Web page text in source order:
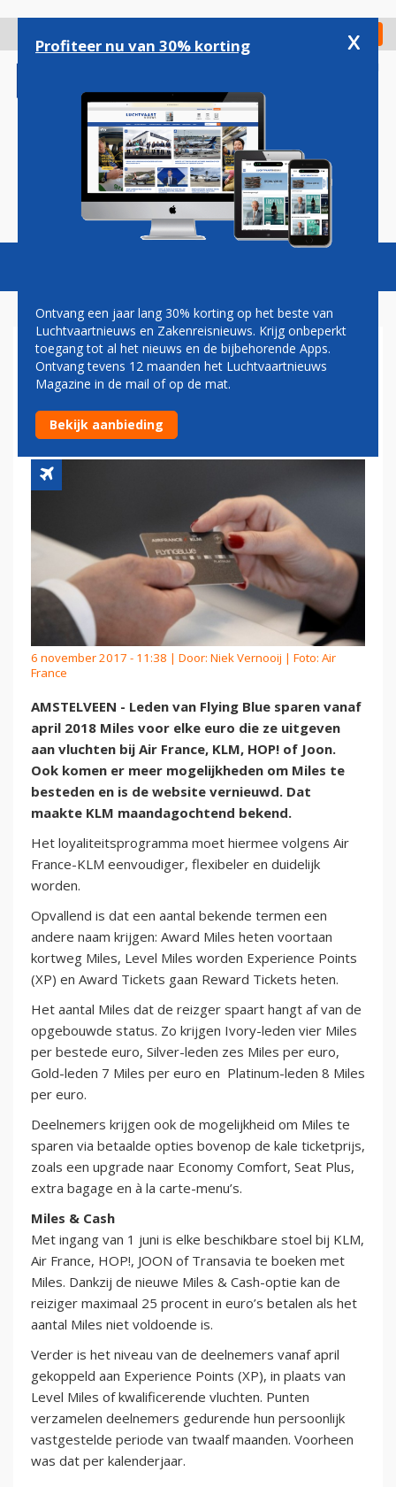
gaan
Check in
Magazine Podcasts Vacatures
FLYING BLUE: MILES
VERDIENEN PER
GESPENDEERDE EURO
6 november 2017 - 11:38 | Door: Niek Vernooij | Foto: Air
France
AMSTELVEEN - Leden van Flying Blue sparen vanaf
april 2018 Miles voor elke euro die ze uitgeven
aan vluchten bij Air France, KLM, HOP! of Joon.
Ook komen er meer mogelijkheden om Miles te
besteden en is de website vernieuwd. Dat
maakte KLM maandagochtend bekend.
Het loyaliteitsprogramma moet hiermee volgens Air
France-KLM eenvoudiger, flexibeler en duidelijk
worden.
Opvallend is dat een aantal bekende termen een
andere naam krijgen: Award Miles heten voortaan
kortweg Miles, Level Miles worden Experience Points
(XP) en Award Tickets gaan Reward Tickets heten.
Het aantal Miles dat de reizger spaart hangt af van de
opgebouwde status. Zo krijgen Ivory-leden vier Miles
per bestede euro, Silver-leden zes Miles per euro,
Gold-leden 7 Miles per euro en Platinum-leden 8 Miles
per euro.
Deelnemers krijgen ook de mogelijkheid om Miles te
sparen via betaalde opties bovenop de kale ticketprijs,
zoals een upgrade naar Economy Comfort, Seat Plus,
extra bagage en à la carte-menu’s.
Miles & Cash
Met ingang van 1 juni is elke beschikbare stoel bij KLM,
Air France, HOP!, JOON of Transavia te boeken met
Miles. Dankzij de nieuwe Miles & Cash-optie kan de
reiziger maximaal 25 procent in euro’s betalen als het
aantal Miles niet voldoende is.
Verder is het niveau van de deelnemers vanaf april
gekoppeld aan Experience Points (XP), in plaats van
Level Miles of kwalificerende vluchten. Punten
verzamelen deelnemers gedurende hun persoonlijk
vastgestelde periode van twaalf maanden. Voorheen
was dat per kalenderjaar.
Profiteer nu van 30% korting x
Ontvang een jaar lang 30% korting op het beste van
Luchtvaartnieuws en Zakenreisnieuws. Krijg onbeperkt
toegang tot al het nieuws en de bijbehorende Apps.
Ontvang tevens 12 maanden het Luchtvaartnieuws
Magazine in de mail of op de mat.
Bekijk aanbieding